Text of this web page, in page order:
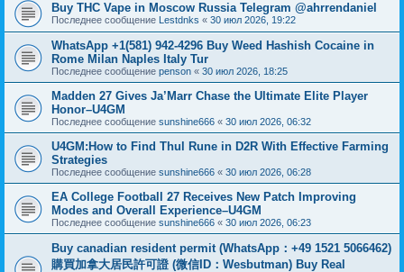
Buy THC Vape in Moscow Russia Telegram @ahrrendaniel
Последнее сообщение Lestdnks « 30 июл 2026, 19:22
WhatsApp +1(581) 942-4296 Buy Weed Hashish Cocaine in
Rome Milan Naples Italy Tur
Последнее сообщение penson « 30 июл 2026, 18:25
Madden 27 Gives Ja’Marr Chase the Ultimate Elite Player
Honor–U4GM
Последнее сообщение sunshine666 « 30 июл 2026, 06:32
U4GM:How to Find Thul Rune in D2R With Effective Farming
Strategies
Последнее сообщение sunshine666 « 30 июл 2026, 06:28
EA College Football 27 Receives New Patch Improving
Modes and Overall Experience–U4GM
Последнее сообщение sunshine666 « 30 июл 2026, 06:23
Buy canadian resident permit (WhatsApp：+49 1521 5066462)
購買加拿大居民許可證 (微信ID：Wesbutman) Buy Real